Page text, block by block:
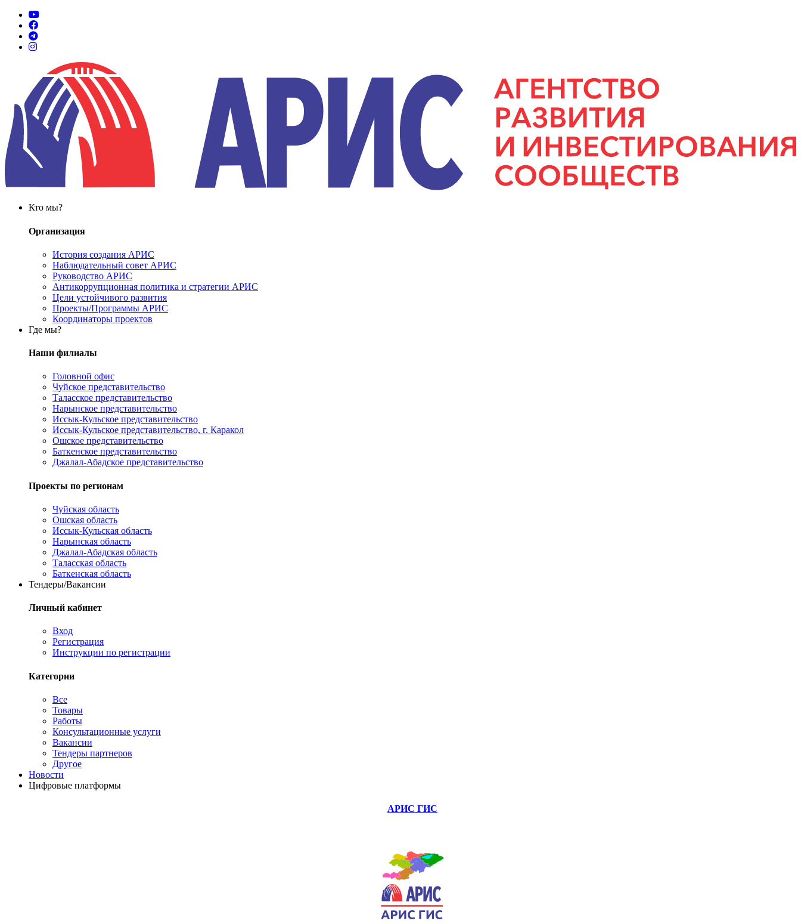
Кто мы?
Организация
История создания АРИС
Наблюдательный совет АРИС
Руководство АРИС
Антикоррупционная политика и стратегии АРИС
Цели устойчивого развития
Проекты/Программы АРИС
Координаторы проектов
Где мы?
Наши филиалы
Головной офис
Чуйское представительство
Таласское представительство
Нарынское представительство
Иссык-Кульское представительство
Иссык-Кульское представительство, г. Каракол
Ошское представительство
Баткенское представительство
Джалал-Абадское представительство
Проекты по регионам
Чуйская область
Ошская область
Иссык-Кульская область
Нарынская область
Джалал-Абадская область
Таласская область
Баткенская область
Тендеры/Вакансии
Личный кабинет
Вход
Регистрация
Инструкции по регистрации
Категории
Все
Товары
Работы
Консультационные услуги
Вакансии
Тендеры партнеров
Другое
Новости
Цифровые платформы
АРИС ГИС